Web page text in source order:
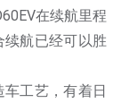
在续航里程
航已经可以胜
工艺，有着日